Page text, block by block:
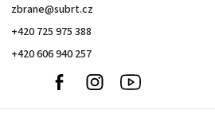
zbrane@subrt.cz
+420 725 975 388
+420 606 940 257
+420
940
Facebook Instagram